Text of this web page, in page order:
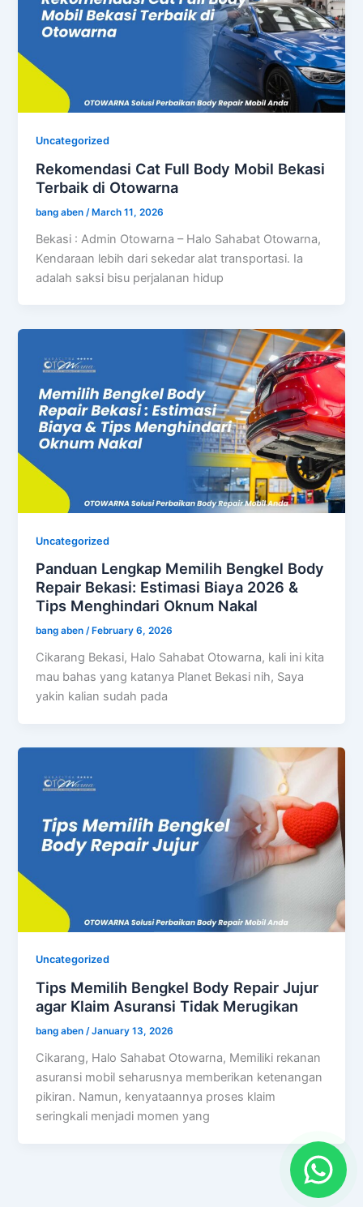
Uncategorized
Rekomendasi Cat Full Body Mobil Bekasi
Terbaik di Otowarna
bang aben /March 11, 2026
Bekasi : Admin Otowarna – Halo Sahabat Otowarna,
Kendaraan lebih dari sekedar alat transportasi. Ia
adalah saksi bisu perjalanan hidup
Uncategorized
Panduan Lengkap Memilih Bengkel Body
Repair Bekasi: Estimasi Biaya 2026 &
Tips Menghindari Oknum Nakal
bang aben/ February 6, 2026
Cikarang Bekasi, Halo Sahabat Otowarna, kali ini kita
mau bahas yang katanya Planet Bekasi nih, Saya
yakin kalian sudah pada
Uncategorized
Tips Memilih Bengkel Body Repair Jujur
agar Klaim Asuransi Tidak Merugikan
bang aben/January 13, 2026
Cikarang, Halo Sahabat Otowarna, Memiliki rekanan
asuransi mobil seharusnya memberikan ketenangan
pikiran. Namun, kenyataannya proses klaim
seringkali menjadi momen yang